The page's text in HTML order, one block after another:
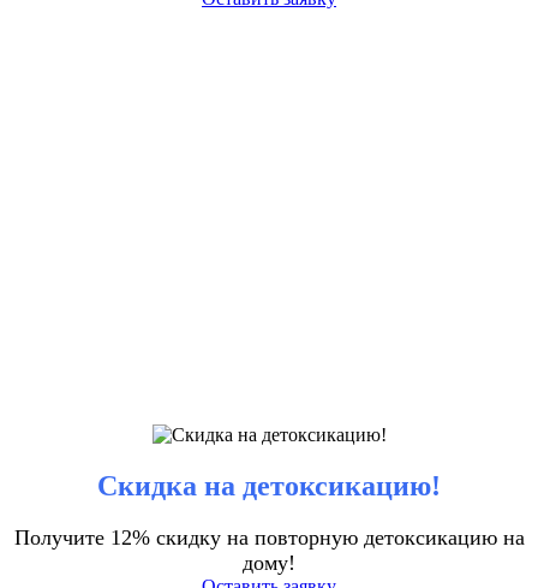
Скидка на детоксикацию!
Получите 12% скидку на повторную детоксикацию на
дому!